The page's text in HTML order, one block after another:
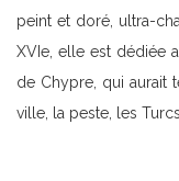
peint et doré, ultra-
XVIe, elle est dédiée
de Chypre, qui aurait
ville, la peste, les